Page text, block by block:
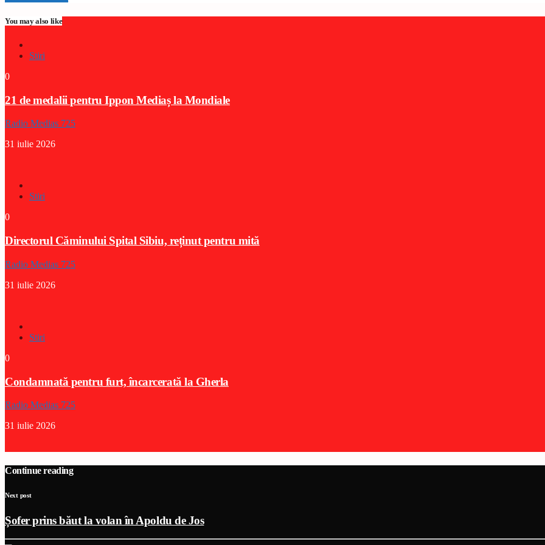
You may also like
Stiri
0
21 de medalii pentru Ippon Mediaș la Mondiale
Radio Medias 725
31 iulie 2026
Stiri
0
Directorul Căminului Spital Sibiu, reținut pentru mită
Radio Medias 725
31 iulie 2026
Stiri
0
Condamnată pentru furt, încarcerată la Gherla
Radio Medias 725
31 iulie 2026
Continue reading
Next post
Șofer prins băut la volan în Apoldu de Jos